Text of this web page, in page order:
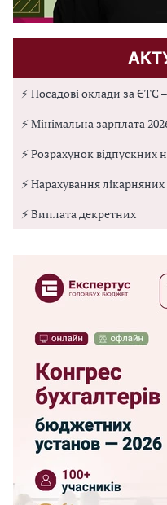
⚡ Посадові оклади за ЄТС
⚡ Мінімальна зарплата
⚡ Розрахунок відпускних
⚡ Нарахування лікарняних
⚡ Виплата декретних